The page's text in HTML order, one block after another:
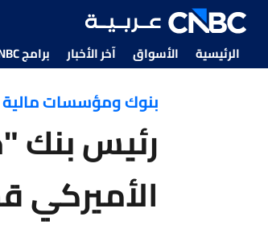
الرئيسية الأسواق آخر الأخبار برامج CNBC عربية
بنوك ومؤسسات مالية
رئيس بنك
الأميركي